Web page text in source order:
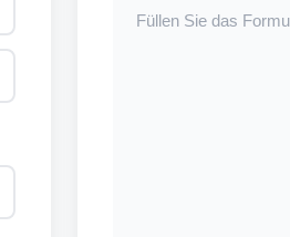
Füllen Sie das